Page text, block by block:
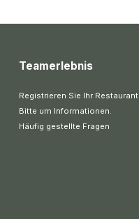
Teamerlebnis
Registrieren Sie Ihr Restaurant
Bitte um Informationen.
Häufig gestellte Fragen